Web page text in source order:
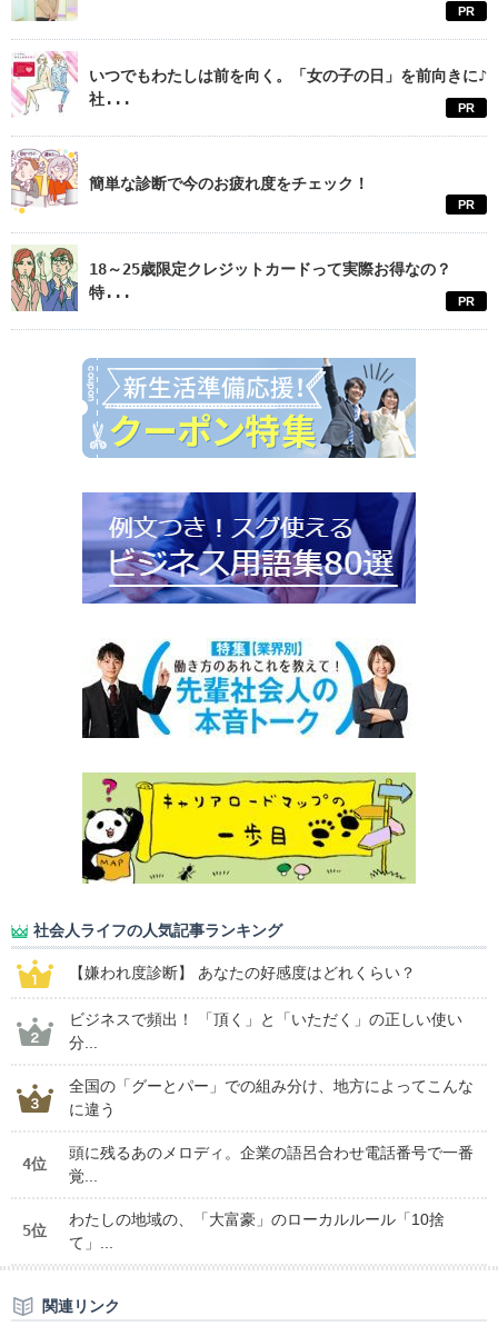
PR
いつでもわたしは前を向く。「女の子の日」を前向きに♪
社...
PR
簡単な診断で今のお疲れ度をチェック！
PR
18～25歳限定クレジットカードって実際お得なの？
特...
PR
社会人ライフの人気記事ランキング
【嫌われ度診断】 あなたの好感度はどれくらい？
ビジネスで頻出！ 「頂く」と「いただく」の正しい使い
分...
全国の「グーとパー」での組み分け、地方によってこんな
に違う
4位
頭に残るあのメロディ。企業の語呂合わせ電話番号で一番
覚...
5位
わたしの地域の、「大富豪」のローカルルール「10捨
て」...
関連リンク